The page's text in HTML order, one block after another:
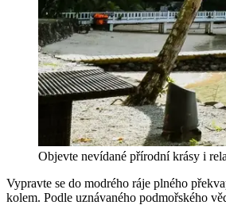
Objevte nevídané přírodní krásy i
Vypravte se do modrého ráje plného
kolem. Podle uznávaného podmořského